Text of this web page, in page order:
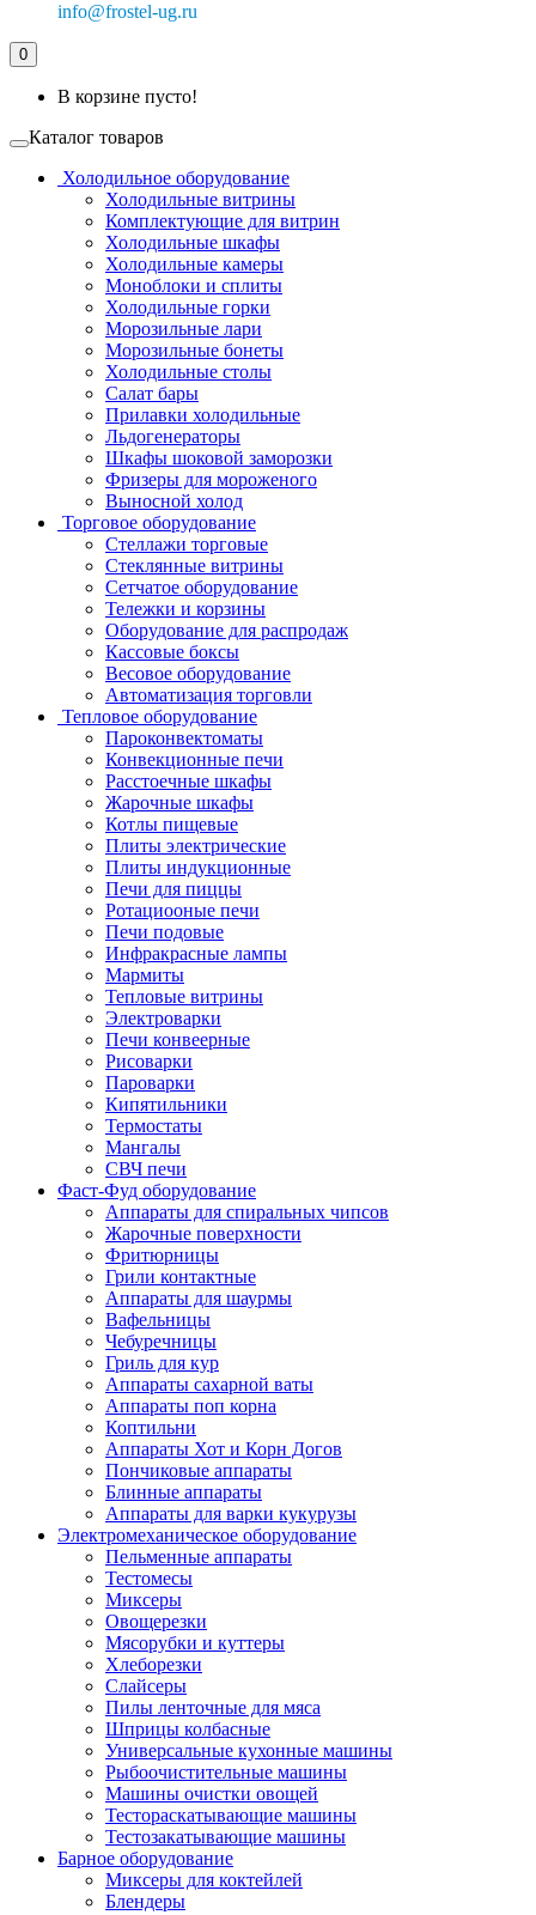
info@frostel-ug.ru
0
В корзине пусто!
Каталог товаров
Холодильное оборудование
Холодильные витрины
Комплектующие для витрин
Холодильные шкафы
Холодильные камеры
Моноблоки и сплиты
Холодильные горки
Морозильные лари
Морозильные бонеты
Холодильные столы
Салат бары
Прилавки холодильные
Льдогенераторы
Шкафы шоковой заморозки
Фризеры для мороженого
Выносной холод
Торговое оборудование
Стеллажи торговые
Стеклянные витрины
Сетчатое оборудование
Тележки и корзины
Оборудование для распродаж
Кассовые боксы
Весовое оборудование
Автоматизация торговли
Тепловое оборудование
Пароконвектоматы
Конвекционные печи
Расстоечные шкафы
Жарочные шкафы
Котлы пищевые
Плиты электрические
Плиты индукционные
Печи для пиццы
Ротациооные печи
Печи подовые
Инфракрасные лампы
Мармиты
Тепловые витрины
Электроварки
Печи конвеерные
Рисоварки
Пароварки
Кипятильники
Термостаты
Мангалы
СВЧ печи
Фаст-Фуд оборудование
Аппараты для спиральных чипсов
Жарочные поверхности
Фритюрницы
Грили контактные
Аппараты для шаурмы
Вафельницы
Чебуречницы
Гриль для кур
Аппараты сахарной ваты
Аппараты поп корна
Коптильни
Аппараты Хот и Корн Догов
Пончиковые аппараты
Блинные аппараты
Аппараты для варки кукурузы
Электромеханическое оборудование
Пельменные аппараты
Тестомесы
Миксеры
Овощерезки
Мясорубки и куттеры
Хлеборезки
Слайсеры
Пилы ленточные для мяса
Шприцы колбасные
Универсальные кухонные машины
Рыбоочистительные машины
Машины очистки овощей
Тестораскатывающие машины
Тестозакатывающие машины
Барное оборудование
Миксеры для коктейлей
Блендеры